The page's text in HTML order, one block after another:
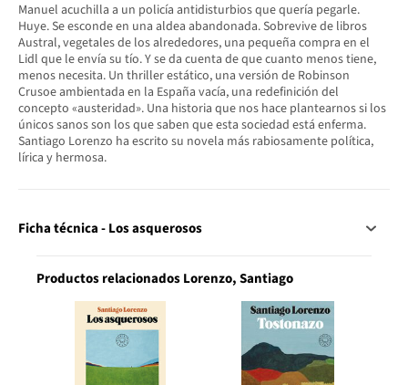
Manuel acuchilla a un policía antidisturbios que quería pegarle.
Huye. Se esconde en una aldea abandonada. Sobrevive de libros
Austral, vegetales de los alrededores, una pequeña compra en el
Lidl que le envía su tío. Y se da cuenta de que cuanto menos tiene,
menos necesita. Un thriller estático, una versión de Robinson
Crusoe ambientada en la España vacía, una redefinición del
concepto «austeridad». Una historia que nos hace plantearnos si los
únicos sanos son los que saben que esta sociedad está enferma.
Santiago Lorenzo ha escrito su novela más rabiosamente política,
lírica y hermosa.
Ficha técnica - Los asquerosos
Productos relacionados Lorenzo, Santiago